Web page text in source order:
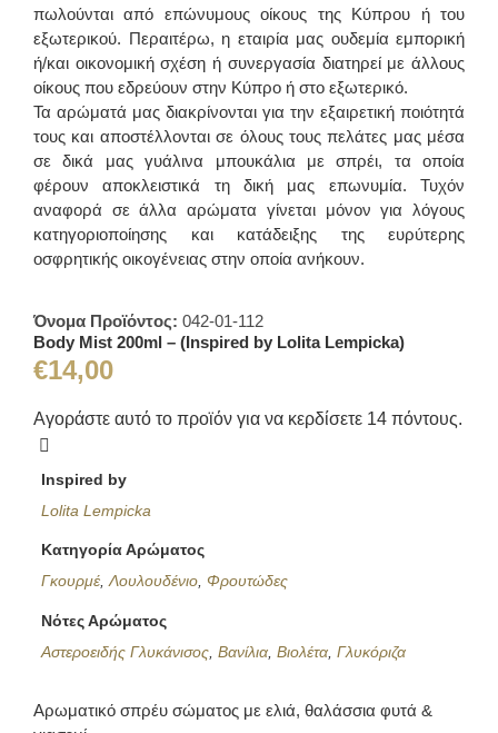
πωλούνται από επώνυμους οίκους της Κύπρου ή του
εξωτερικού. Περαιτέρω, η εταιρία μας ουδεμία εμπορική
ή/και οικονομική σχέση ή συνεργασία διατηρεί με άλλους
οίκους που εδρεύουν στην Κύπρο ή στο εξωτερικό.
Τα αρώματά μας διακρίνονται για την εξαιρετική ποιότητά
τους και αποστέλλονται σε όλους τους πελάτες μας μέσα
σε δικά μας γυάλινα μπουκάλια με σπρέι, τα οποία
φέρουν αποκλειστικά τη δική μας επωνυμία. Τυχόν
αναφορά σε άλλα αρώματα γίνεται μόνον για λόγους
κατηγοριοποίησης και κατάδειξης της ευρύτερης
οσφρητικής οικογένειας στην οποία ανήκουν.
Όνομα Προϊόντος: 042-01-112
Body Mist 200ml – (Inspired by Lolita Lempicka)
€14,00
Αγοράστε αυτό το προϊόν για να κερδίσετε 14 πόντους.
Inspired by
Lolita Lempicka
Κατηγορία Αρώματος
Γκουρμέ,Λουλουδένιο, Φρουτώδες
Νότες Αρώματος
Αστεροειδής Γλυκάνισος ,Βανίλια ,Βιολέτα ,Γλυκόριζα
Αρωματικό σπρέυ σώματος με ελιά, θαλάσσια φυτά &